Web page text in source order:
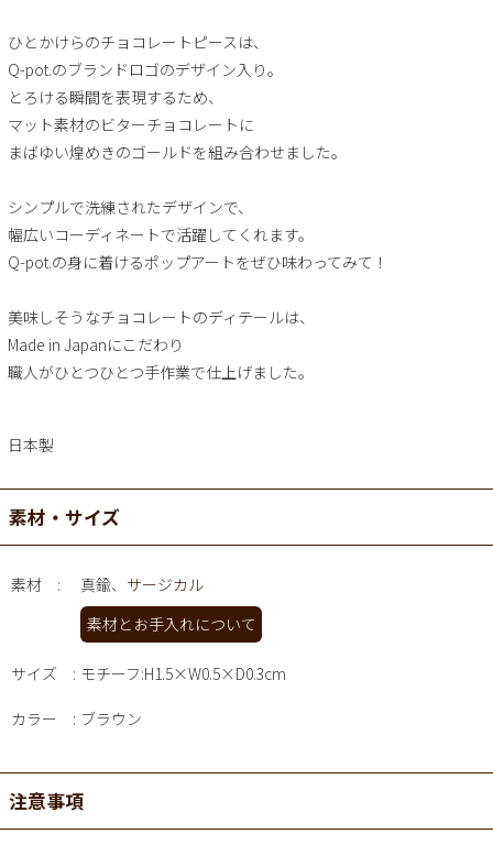
ひとかけらのチョコレートピースは、
Q-pot.のブランドロゴのデザイン入り。
とろける瞬間を表現するため、
マット素材のビターチョコレートに
まばゆい煌めきのゴールドを組み合わせました。
シンプルで洗練されたデザインで、
幅広いコーディネートで活躍してくれます。
Q-pot.の身に着けるポップアートをぜひ味わってみて！
美味しそうなチョコレートのディテールは、
Made in Japanにこだわり
職人がひとつひとつ手作業で仕上げました。
日本製
素材・サイズ
素材 真鍮、 サージカル
素材とお手入れについて
サイズ モチーフ:H1.5×W0.5×D0.3cm
カラー ブラウン
注意事項